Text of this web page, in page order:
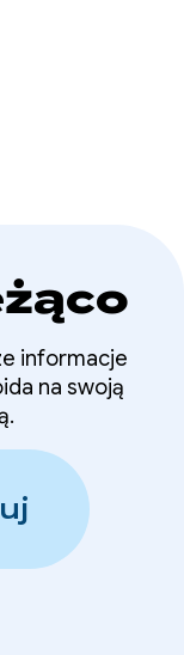
informacje
na swoją